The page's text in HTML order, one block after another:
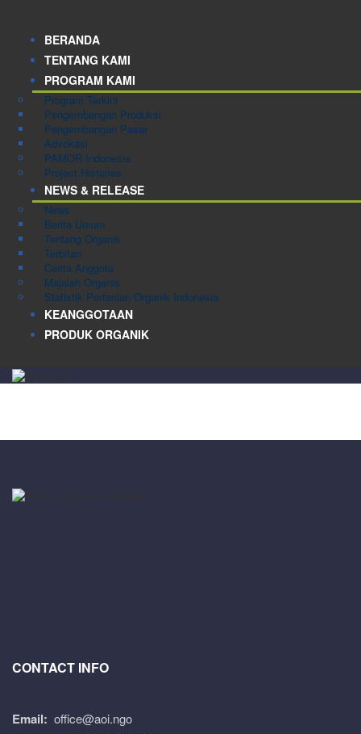
BERANDA
TENTANG KAMI
PROGRAM KAMI
Program Terkini
Pengembangan Produksi
Pengembangan Pasar
Advokasi
PAMOR Indonesia
Project Histories
NEWS & RELEASE
News
Berita Umum
Tentang Organik
Terbitan
Cerita Anggota
Majalah Organis
Statistik Pertanian Organik Indonesia
KEANGGOTAAN
PRODUK ORGANIK
CONTACT INFO
Email: office@aoi.ngo